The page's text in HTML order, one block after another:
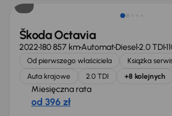
Škoda Octavia
2022180 857 kmAutomatDiesel2.0 TDI
Od pierwszego właściciela
Książka
Auta krajowe
2.0 TDI +8 kolejnych
Miesięczna rata
od 396 zł